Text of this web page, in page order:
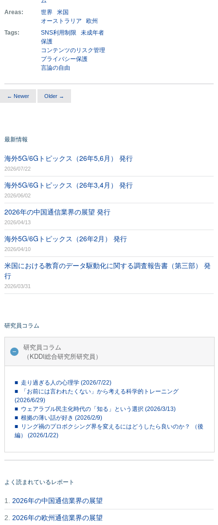
Areas:
世界
米国
オーストラリア
欧州
Tags:
SNS利用制限
未成年者
保護
コンテンツのリスク管理
プライバシー保護
言論の自由
← Newer Older →
最新情報
海外5G/6Gトピックス（26年5,6月） 発行
2026/07/22
海外5G/6Gトピックス（26年3,4月） 発行
2026/06/02
2026年の中国通信業界の展望 発行
2026/04/13
海外5G/6Gトピックス（26年2月） 発行
2026/04/10
米国における教育のデータ駆動化に関する調査報告書（第三部） 発
行
2026/03/31
研究員コラム
研究員コラム
（KDDI総合研究所研究員）
■ 走り過ぎる人の心理学 (2026/7/22)
■ 「お前には言われたくない」から考える科学的トレーニング
(2026/6/29)
■ ウェアラブル民主化時代の「知る」という選択 (2026/3/13)
■ 根拠の薄い話が好き (2026/2/9)
■ リング禍のプロボクシング界を変えるにはどうしたら良いのか？ （後
編） (2026/1/22)
よく読まれているレポート
1. 2026年の中国通信業界の展望
2. 2026年の欧州通信業界の展望